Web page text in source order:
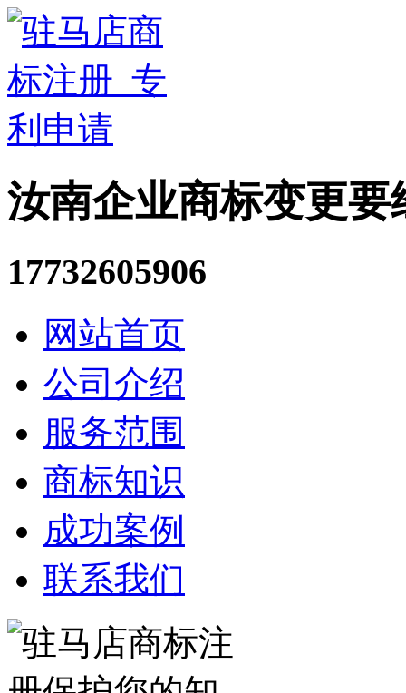
汝南企业商标变更
17732605906
网站首页
公司介绍
服务范围
商标知识
成功案例
联系我们